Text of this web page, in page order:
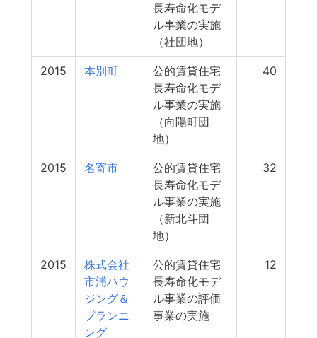
長寿命化モデ
ル事業の実施
（社団地）
2015 本別町
公的賃貸住宅
長寿命化モデ
ル事業の実施
（向陽町団
地）
40
2015 名寄市
公的賃貸住宅
長寿命化モデ
ル事業の実施
（新北斗団
地）
32
2015
株式会社
市浦ハウ
ジング＆
プランニ
ング
公的賃貸住宅
長寿命化モデ
ル事業の評価
事業の実施
12